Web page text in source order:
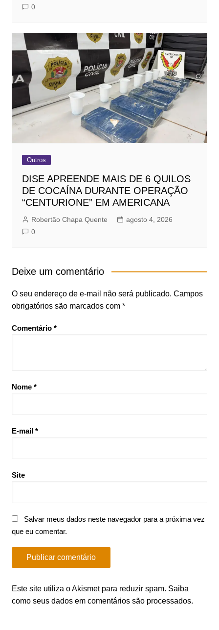
0
Outros
DISE APREENDE MAIS DE 6 QUILOS
DE COCAÍNA DURANTE OPERAÇÃO
“CENTURIONE” EM AMERICANA
Robertão Chapa Quente
agosto 4, 2026
0
Deixe um comentário
O seu endereço de e-mail não será publicado. Campos
obrigatórios são marcados com *
Comentário *
Nome *
E-mail *
Site
Salvar meus dados neste navegador para a próxima vez
que eu comentar.
Este site utiliza o Akismet para reduzir spam. Saiba
como seus dados em comentários são processados.